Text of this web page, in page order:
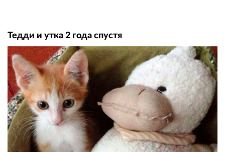
Тедди и утка 2 года спустя